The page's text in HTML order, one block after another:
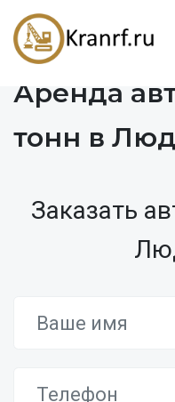
Аренда
тонн в
Заказать